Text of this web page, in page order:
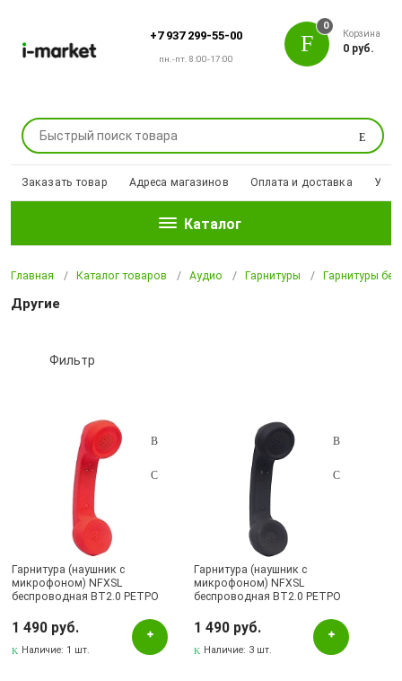
+7 937 299-55-00
пн.-пт. 8:00-17:00
Поиск
0
Корзина
0 руб.
Заказать товар Адреса магазинов Оплата и доставка
Каталог
Главная Каталог товаров Аудио Гарнитуры Гарнитуры
Другие
Фильтр
Подбор параметров
Розничная цена
Цвет
Белый
Гарнитура (наушник с
микрофоном) NFXSL
беспроводная BT2.0 РЕТРО
красный
1 490 руб.
Наличие: 1 шт.
Гарнитура (наушник с
микрофоном) NFXSL
беспроводная BT2.0 РЕТРО
черный
1 490 руб.
Наличие: 3 шт.